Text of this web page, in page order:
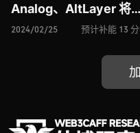
Analog、AltLayer 将再
质押概念引入 RaaS 赛
a16z 1 亿美元融资、
FuzzLand 进击智能合
2024/02/25 预计补能 13